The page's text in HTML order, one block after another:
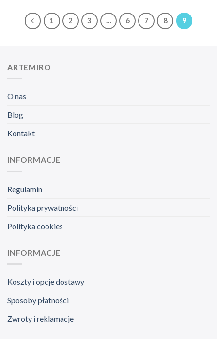
1 2 3 … 6 7 8 9
ARTEMIRO
O nas
Blog
Kontakt
INFORMACJE
Regulamin
Polityka prywatności
Polityka cookies
INFORMACJE
Koszty i opcje dostawy
Sposoby płatności
Zwroty i reklamacje